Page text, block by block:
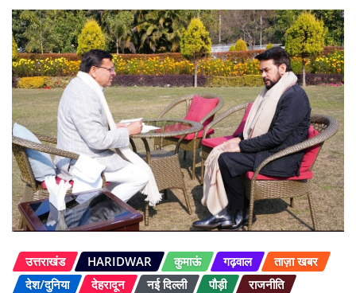
उत्तराखंड HARIDWAR कुमाऊं गढ़वाल
ताज़ा खबर
देश/दुनिया
देहरादून नई दिल्ली पौड़ी
राजनीति